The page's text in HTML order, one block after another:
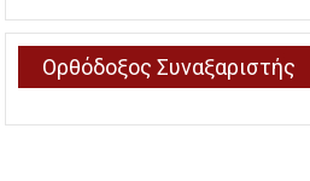
Ορθόδοξος Συναξαριστής